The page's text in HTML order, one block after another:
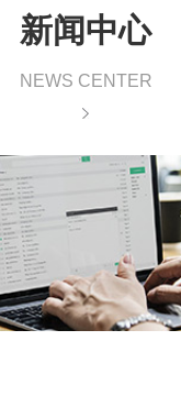
新闻中心
NEWS CENTER